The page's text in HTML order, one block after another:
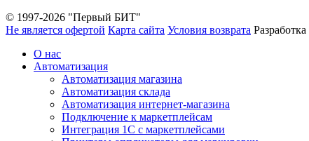
© 1997-2026 "Первый БИТ"
Не является офертой Карта сайта Условия возврата Разработка
О нас
Автоматизация
Автоматизация магазина
Автоматизация склада
Автоматизация интернет-магазина
Подключение к маркетплейсам
Интеграция 1С с маркетплейсами